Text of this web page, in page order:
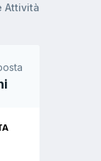
Attività